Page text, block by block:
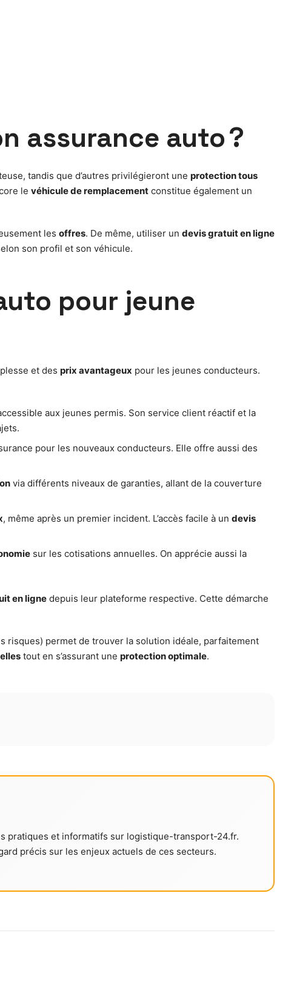
assurance auto ?
tandis que d’autres privilégieront une protection tous
le véhicule de remplacement constitue également un
les offres. De même, utiliser un devis gratuit en ligne
son profil et son véhicule.
pour jeune
et des prix avantageux pour les jeunes conducteurs.
aux jeunes permis. Son service client réactif et la
pour les nouveaux conducteurs. Elle offre aussi des
via différents niveaux de garanties, allant de la couverture
, même après un premier incident. L’accès facile à un devis
sur les cotisations annuelles. On apprécie aussi la
en ligne depuis leur plateforme respective. Cette démarche
risques) permet de trouver la solution idéale, parfaitement
tout en s’assurant une protection optimale.
pratiques et informatifs sur logistique-transport-24.fr.
précis sur les enjeux actuels de ces secteurs.